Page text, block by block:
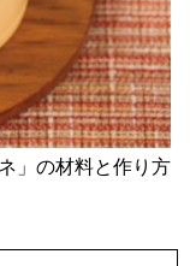
」の材料と作り方